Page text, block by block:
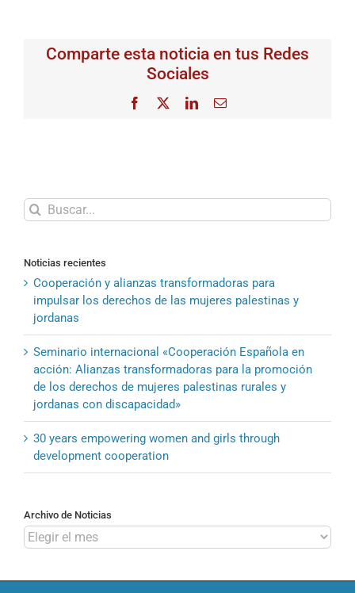
e-
Comparte esta noticia en tus Redes
Sociales
Facebook LinkedInCorreo
Buscar:
Noticias recientes
Cooperación y alianzas transformadoras para
impulsar los derechos de las mujeres palestinas y
jordanas
Seminario internacional «Cooperación Española en
acción: Alianzas transformadoras para la promoción
de los derechos de mujeres palestinas rurales y
jordanas con discapacidad»
30 years empowering women and girls through
development cooperation
Archivo de Noticias
Archivo
de